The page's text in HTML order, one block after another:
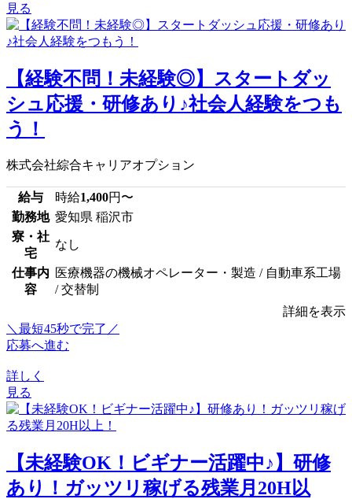
見る
【経験不問！未経験◎】スタートダッ
シュ応援・研修あり♪社会人経験をつも
う！
株式会社綜合キャリアオプション
給与 時給1,400円〜
勤務地 愛知県 稲沢市
寮・社
宅
なし
仕事内
容
医療機器の機械オペレーター・製造 / 自動車系工場
/ 交替制
詳細を表示
＼最短45秒で完了／
応募へ進む
詳しく
見る
【未経験OK！ビギナー活躍中♪】研修
あり！ガッツリ稼げる残業月20H以